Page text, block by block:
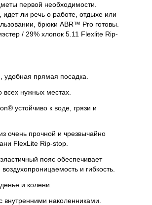
первой необходимости.
идет ли речь о работе, отдыхе или
брюки ABR™ Pro готовы.
/ 29% хлопок 5.11 Flexlite Rip-
удобная прямая посадка.
всех нужных местах.
устойчиво к воде, грязи и
очень прочной и чрезвычайно
FlexLite Rip-stop.
пояс обеспечивает
и гибкость.
и колени.
наколенниками.